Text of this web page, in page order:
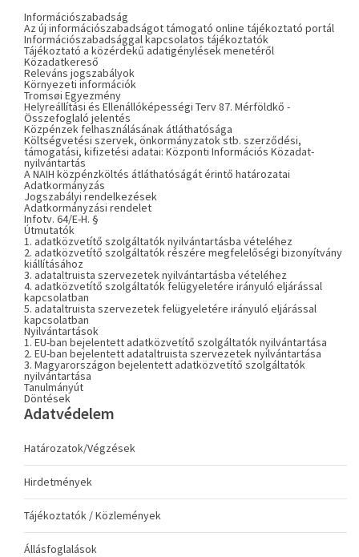
Információszabadság
Az új információszabadságot támogató online tájékoztató portál
Információszabadsággal kapcsolatos tájékoztatók
Tájékoztató a közérdekű adatigénylések menetéről
Közadatkereső
Releváns jogszabályok
Környezeti információk
Tromsøi Egyezmény
Helyreállítási és Ellenállóképességi Terv 87. Mérföldkő -
Összefoglaló jelentés
Közpénzek felhasználásának átláthatósága
Költségvetési szervek, önkormányzatok stb. szerződési,
támogatási, kifizetési adatai: Központi Információs Közadat-
nyilvántartás
A NAIH közpénzköltés átláthatóságát érintő határozatai
Adatkormányzás
Jogszabályi rendelkezések
Adatkormányzási rendelet
Infotv. 64/E-H. §
Útmutatók
1. adatközvetítő szolgáltatók nyilvántartásba vételéhez
2. adatközvetítő szolgáltatók részére megfelelőségi bizonyítvány
kiállításához
3. adataltruista szervezetek nyilvántartásba vételéhez
4. adatközvetítő szolgáltatók felügyeletére irányuló eljárással
kapcsolatban
5. adataltruista szervezetek felügyeletére irányuló eljárással
kapcsolatban
Nyilvántartások
1. EU-ban bejelentett adatközvetítő szolgáltatók nyilvántartása
2. EU-ban bejelentett adataltruista szervezetek nyilvántartása
3. Magyarországon bejelentett adatközvetítő szolgáltatók
nyilvántartása
Tanulmányút
Döntések
Adatvédelem
Határozatok/Végzések
Hirdetmények
Tájékoztatók / Közlemények
Állásfoglalások